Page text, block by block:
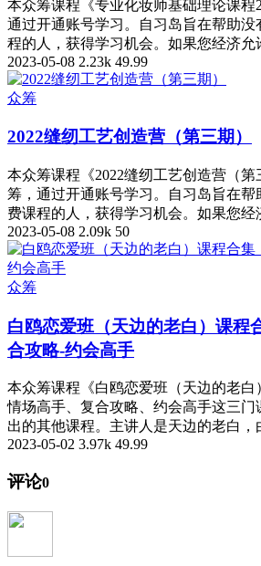
本众筹课程《专业化妆师基础理论课程
通过开通账号学习。自习岛旨在帮助
程的人，获得学习机会。如果您经济允
2023-05-08 2.23k 49.99
众筹
2022缝纫工艺创造营（第三期）
本众筹课程《2022缝纫工艺创造营（
筹，通过开通账号学习。自习岛旨在
费课程的人，获得学习机会。如果您经
2023-05-08 2.09k 50
众筹
白鸥恋爱班（天边的老白）课程
合攻略-约会高手
本众筹课程《白鸥恋爱班（天边的老白
情场高手、复合攻略、约会高手这三门
出的其他课程。主讲人是天边的老白，
2023-05-02 3.97k 49.99
评论0